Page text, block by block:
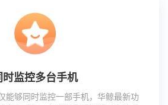
时监控多台手机
能够同时监控一部手机，华鲸最新功